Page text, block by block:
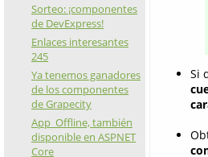
Sorteo: ¡componentes
de DevExpress!
Enlaces interesantes
245
Ya tenemos ganadores
de los componentes
de Grapecity
App_Offline, también
disponible en ASPNET
Core
Si